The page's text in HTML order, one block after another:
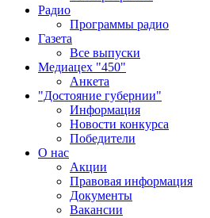
Радио
Программы радио
Газета
Все выпуски
Медиацех "450"
Анкета
"Достояние губернии"
Информация
Новости конкурса
Победители
О нас
Акции
Правовая информация
Документы
Вакансии